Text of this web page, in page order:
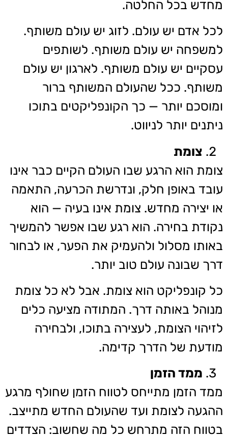
מחדש בכל החלטה.
לכל אדם יש עולם. לזוג יש עולם משותף.
למשפחה יש עולם משותף. לשותפים
עסקיים יש עולם משותף. לארגון יש עולם
משותף. ככל שהעולם המשותף ברור
ומוסכם יותר — כך הקונפליקטים בתוכו
ניתנים יותר לניווט.
צומת
צומת הוא הרגע שבו העולם הקיים כבר אינו
עובד באופן חלק, ונדרשת הכרעה, התאמה
או יצירה מחדש. צומת אינו בעיה — הוא
נקודת בחירה. הוא רגע שבו אפשר להמשיך
באותו מסלול ולהעמיק את הפער, או לבחור
דרך שבונה עולם טוב יותר.
כל קונפליקט הוא צומת. אבל לא כל צומת
מנוהל באותה דרך. המתודה מציעה כלים
לזיהוי הצומת, לעצירה בתוכו, ולבחירה
מודעת של הדרך קדימה.
ממד הזמן
ממד הזמן מתייחס לטווח הזמן שחולף מרגע
ההגעה לצומת ועד שהעולם החדש מתייצב.
בטווח הזה מתרחש כל מה שחשוב: הצדדים